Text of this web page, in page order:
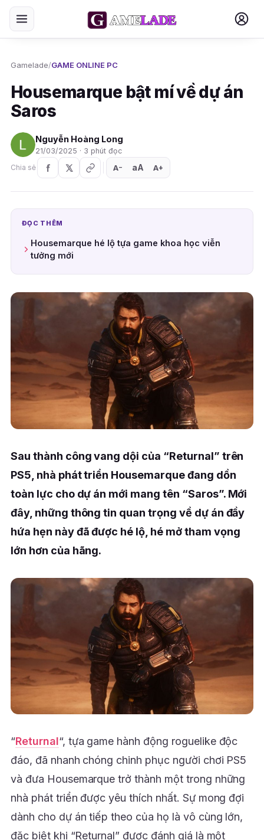
Gamelade/GAME ONLINE PC
Housemarque bật mí về dự án
Saros
Nguyễn Hoàng Long
21/03/2025 · 3 phút đọc
Chia sẻ
A− aA A+
ĐỌC THÊM
Housemarque hé lộ tựa game khoa học viễn
tưởng mới
Sau thành công vang dội của “Returnal” trên
PS5, nhà phát triển Housemarque đang dồn
toàn lực cho dự án mới mang tên “Saros”. Mới
đây, những thông tin quan trọng về dự án đầy
hứa hẹn này đã được hé lộ, hé mở tham vọng
lớn hơn của hãng.
“Returnal“, tựa game hành động roguelike độc
đáo, đã nhanh chóng chinh phục người chơi PS5
và đưa Housemarque trở thành một trong những
nhà phát triển được yêu thích nhất. Sự mong đợi
dành cho dự án tiếp theo của họ là vô cùng lớn,
đặc biệt khi “Returnal” được đánh giá là một